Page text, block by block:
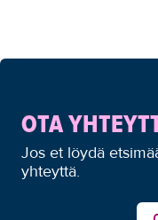
OTA
Jos et löydä
yhteyttä.